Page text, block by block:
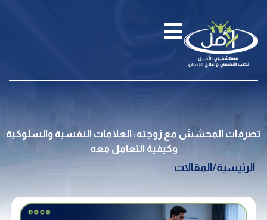
تصرفات المحشش مع زوجته: العلامات النفسية والسلوكية
وكيفية التعامل معه
الرئيسية/المقالات